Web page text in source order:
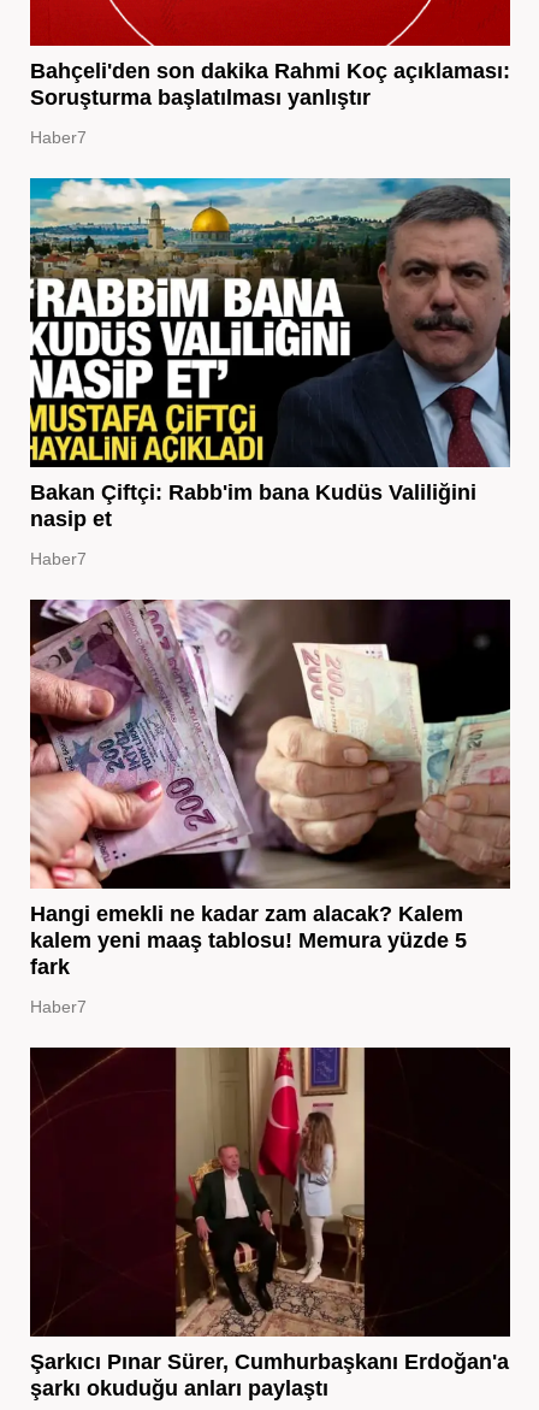
Bahçeli'den son dakika Rahmi Koç açıklaması:
Soruşturma başlatılması yanlıştır
Haber7
Bakan Çiftçi: Rabb'im bana Kudüs Valiliğini
nasip et
Haber7
Hangi emekli ne kadar zam alacak? Kalem
kalem yeni maaş tablosu! Memura yüzde 5
fark
Haber7
Şarkıcı Pınar Sürer, Cumhurbaşkanı Erdoğan'a
şarkı okuduğu anları paylaştı